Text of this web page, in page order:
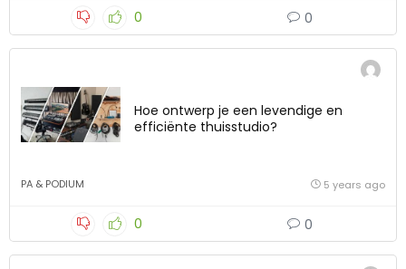
0 0
Hoe ontwerp je een levendige en
efficiënte thuisstudio?
PA & PODIUM 5 years ago
0 0